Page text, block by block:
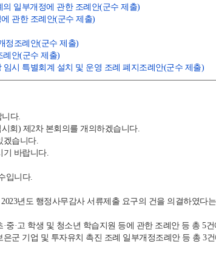
일부개정에 관한 조례안(군수 제출)
관한 조례안(군수 제출)
정조례안(군수 제출)
례안(군수 제출)
시 특별회계 설치 및 운영 조례 폐지조례안(군수 제출)
다.
회) 제2차 본회의를 개의하겠습니다.
겠습니다.
기 바랍니다.
입니다.
년도 행정사무감사 서류제출 요구의 건을 의결하였다
중·고 학생 및 청소년 학습지원 등에 관한 조례안 등 총 5
군 기업 및 투자유치 촉진 조례 일부개정조례안 등 총 3